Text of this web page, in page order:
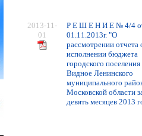
2013-11-
01
Р Е Ш Е Н И Е № 4/4
01.11.2013г. "О
рассмотрении отчета
исполнении бюджета
городского поселения
Видное Ленинского
муниципального
Московской области
девять месяцев 2013